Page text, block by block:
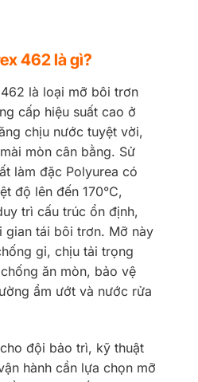
462 là gì?
là loại mỡ bôi trơn
cấp hiệu suất cao ở
chịu nước tuyệt vời,
mòn cân bằng. Sử
làm đặc Polyurea có
độ lên đến 170°C,
trì cấu trúc ổn định,
gian tái bôi trơn. Mỡ này
gỉ, chịu tải trọng
ăn mòn, bảo vệ
ẩm ướt và nước rửa
đội bảo trì, kỹ thuật
hành cần lựa chọn mỡ